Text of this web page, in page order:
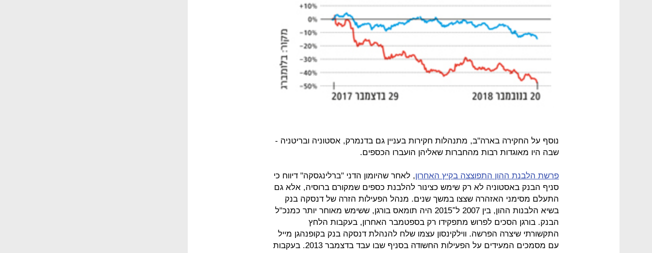
נוסף על החקירה בארה"ב, מתנהלות חקירות בעניין גם בדנמרק, אסטוניה ובריטניה -
שבה היו מאוגדות רבות מהחברות שאליהן הועברו הכספים.
פרשת הלבנת ההון התפוצצה בקיץ האחרון, לאחר שהיומון הדני "ברלינגסקה" דיווח כי
סניף הבנק באסטוניה לא רק שימש כצינור להלבנת כספים שמקורם ברוסיה, אלא גם
התעלם מסימני האזהרה שצצו במשך שנים. מנהל הפעילות הזרה של דנסקה בנק
בשיא הלבנות ההון, בין 2007 ל־2015 היה תומאס בורגן, ששימש מאוחר יותר כמנכ"ל
הבנק. בורגן הסכים לפרוש מתפקידו רק בספטמבר האחרון, בעקבות הלחץ
התקשורתי שיצרה הפרשה. ווילקינסון עצמו שלח להנהלת דנסקה בנק בקופנהגן מייל
עם מסמכים המעידים על הפעילות החשודה בסניף שבו עבד בדצמבר 2013. בעקבות